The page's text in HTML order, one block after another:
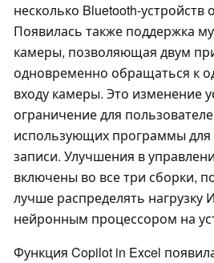
несколько Bluetooth-
Появилась также поддержка
камеры, позволяющая двум
одновременно обращаться к
входу камеры. Это изменение
ограничение для
использующих программы для
записи. Улучшения в
включены во все три сборки,
лучше распределять нагрузку
нейронным процессором на
Функция Copilot in Excel